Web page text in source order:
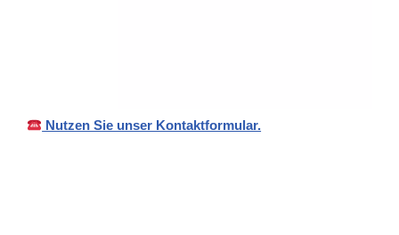
Nutzen Sie unser Kontaktformular.